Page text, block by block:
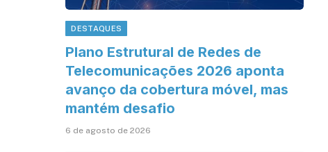
DESTAQUES
Plano Estrutural de Redes de
Telecomunicações 2026 aponta
avanço da cobertura móvel, mas
mantém desafio
6 de agosto de 2026